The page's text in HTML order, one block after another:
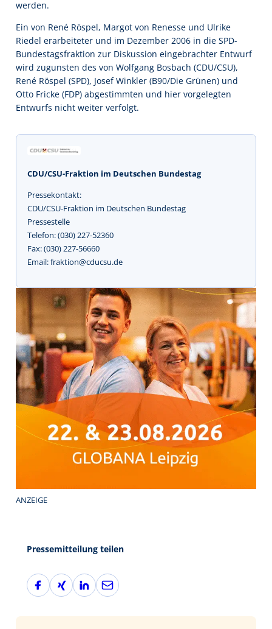
werden.
Ein von René Röspel, Margot von Renesse und Ulrike
Riedel erarbeiteter und im Dezember 2006 in die SPD-
Bundestagsfraktion zur Diskussion eingebrachter Entwurf
wird zugunsten des von Wolfgang Bosbach (CDU/CSU),
René Röspel (SPD), Josef Winkler (B90/Die Grünen) und
Otto Fricke (FDP) abgestimmten und hier vorgelegten
Entwurfs nicht weiter verfolgt.
CDU/CSU-Fraktion im Deutschen Bundestag
Pressekontakt:
CDU/CSU-Fraktion im Deutschen Bundestag
Pressestelle
Telefon: (030) 227-52360
Fax: (030) 227-56660
Email: fraktion@cducsu.de
ANZEIGE
Pressemitteilung teilen
F
a
X
i
L
i
E
-